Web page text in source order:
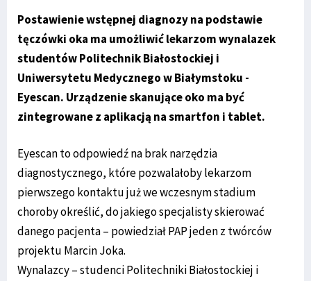
Postawienie wstępnej diagnozy na podstawie
tęczówki oka ma umożliwić lekarzom wynalazek
studentów Politechnik Białostockiej i
Uniwersytetu Medycznego w Białymstoku -
Eyescan. Urządzenie skanujące oko ma być
zintegrowane z aplikacją na smartfon i tablet.
Eyescan to odpowiedź na brak narzędzia
diagnostycznego, które pozwalałoby lekarzom
pierwszego kontaktu już we wczesnym stadium
choroby określić, do jakiego specjalisty skierować
danego pacjenta – powiedział PAP jeden z twórców
projektu Marcin Joka.
Wynalazcy – studenci Politechniki Białostockiej i